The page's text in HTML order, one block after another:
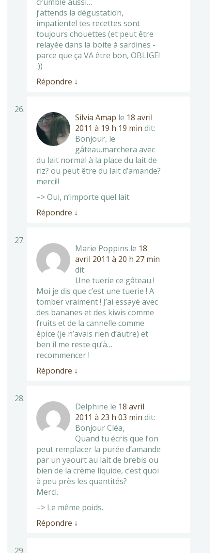
j’attends la dégustation,
impatiente! tes recettes sont
toujours chouettes (et peut être
relayée dans la boite à sardines -
parce que ça VA être bon, OBLIGE!
:))
Répondre ↓
Silvia Amap le 18 avril
2011 à 19 h 19 min dit:
Bonjour, le
gâteau.marchera avec
du lait normal à la place du lait de
riz? ou peut être du lait d’amande?
merci!!
–> Oui, n’importe quel lait.
Répondre ↓
Marie Poppins le 18
avril 2011 à 20 h 27 min
dit:
Une tuerie ce gâteau !
Moi je dis que c’est une tuerie ! A
tomber vraiment ! J’ai essayé avec
des bananes et des kiwis comme
fruits et de la cannelle comme
épice (je n’avais rien d’autre) et
ben il me reste qu’à…
recommencer !
Répondre ↓
Delphine le 18 avril
2011 à 23 h 03 min dit:
Bonjour Cléa,
Quand tu écris que l’on
peut remplacer la purée d’amande
par un yaourt au lait de brebis ou
bien de la crème liquide, c’est quoi
à peu près les quantités?
Merci.
–> Le même poids.
Répondre ↓